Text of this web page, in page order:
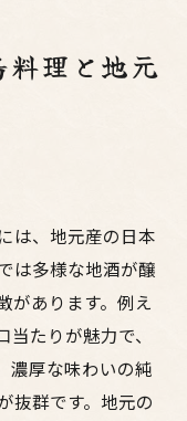
料理と地元
は、地元産の日本
は多様な地酒が醸
があります。例え
たりが魅力で、
濃厚な味わいの純
抜群です。地元の